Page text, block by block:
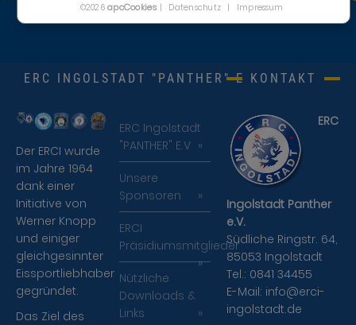
ERC INGOLSTADT "PANTHER" E.V.
Der ERCI wurde
im Jahre 1964
dank einer
Initiative von
Werner Knopp
und einiger
gleichgesinnter
Eissportliebhaber
gegründet.
Das Ziel des
ERC Ingolstadt
"PANTHER" E.V
Unsere
Sponsoren
ERCI
Präsidiumsmitglieder
Nützliche
Downloads &
Links
KONTAKT
ERC
Ingolstadt Panther
e.V.
Südliche Ringstr. 64,
85053 Ingolstadt
Tel.: 0841 34455
E-Mail: info@erci-
ingolstadt.de
©2026 apcCookies| Datenschutz | Impressum